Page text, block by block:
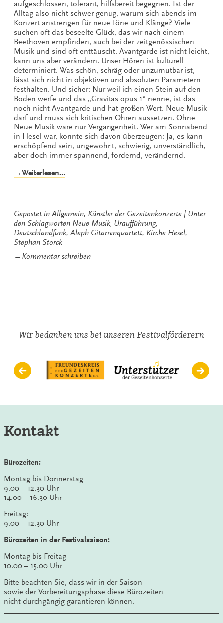
aufgeschlossen, tolerant, hilfsbereit begegnen. Ist der
Alltag also nicht schwer genug, warum sich abends im
Konzert anstrengen für neue Töne und Klänge? Viele
suchen oft das beseelte Glück, das wir nach einem
Beethoven empfinden, auch bei der zeitgenössischen
Musik und sind oft enttäuscht. Avantgarde ist nicht leicht,
kann uns aber verändern. Unser Hören ist kulturell
determiniert. Was schön, schräg oder unzumutbar ist,
lässt sich nicht in objektiven und absoluten Parametern
festhalten. Und sicher: Nur weil ich einen Stein auf den
Boden werfe und das „Gravitas opus 1“ nenne, ist das
noch nicht Avantgarde und hat großen Wert. Neue Musik
darf und muss sich kritischen Ohren aussetzen. Ohne
Neue Musik wäre nur Vergangenheit. Wer am Sonnabend
in Hesel war, konnte sich davon überzeugen: Ja, es kann
erschöpfend sein, ungewohnt, schwierig, unverständlich,
aber doch immer spannend, fordernd, verändernd.
→Weiterlesen…„Vier
Gepostet in Allgemein, Künstler der Gezeitenkonzerte
Unter
den Schlagworten Neue Musik, Uraufführung,
Deutschlandfunk, Aleph Gitarrenquartett, Kirche Hesel,
Stephan Storck
→ Kommentar schreibenzu
Wir bedanken uns bei unseren Festivalförderern
Kontakt
Bürozeiten:
Montag bis Donnerstag
9.00 – 12.30 Uhr
14.00 – 16.30 Uhr
Freitag:
9.00 – 12.30 Uhr
Bürozeiten in der Festivalsaison:
Montag bis Freitag
10.00 – 15.00 Uhr
Bitte beachten Sie, dass wir in der Saison
sowie der Vorbereitungsphase diese Bürozeiten
nicht durchgängig garantieren können.